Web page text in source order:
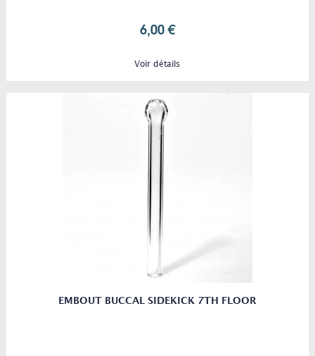
6,00 €
Voir détails
EMBOUT BUCCAL SIDEKICK 7TH FLOOR